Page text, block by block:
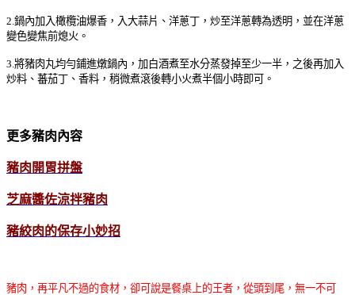
2.鍋內加入橄欖油爆香，入大蒜片、洋蔥丁，炒至洋蔥轉為透明，並在洋蔥
變色變焦前熄火。
3.將豬肉丸均勻鋪進燉鍋內，加白酒煮至水分蒸發掉至少一半，之後再加入
炒料、蕃茄丁、香料，稍微煮滾後轉小火煮半個小時即可。
更多豬肉內容
豬肉開胃拼盤
芝麻醬佐涼拌豬肉
豬絞肉的保存小妙招
豬肉，再平凡不過的食材，卻可說是餐桌上的王者，從頭到尾，無一不可